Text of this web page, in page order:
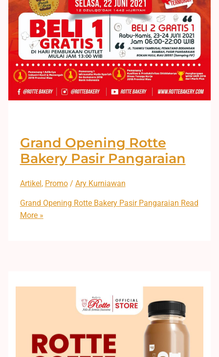
Grand Opening Rotte
Bakery Pasir Pangaraian
Artikel, Promo/ Ary Kurniawan
Grand Opening Rotte Bakery Pasir Pangaraian Read
More »